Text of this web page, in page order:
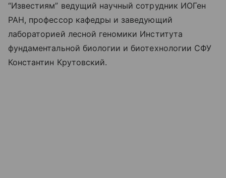
“Известиям” ведущий научный сотрудник ИОГен
РАН, профессор кафедры и заведующий
лабораторией лесной геномики Института
фундаментальной биологии и биотехнологии СФУ
Константин Крутовский.